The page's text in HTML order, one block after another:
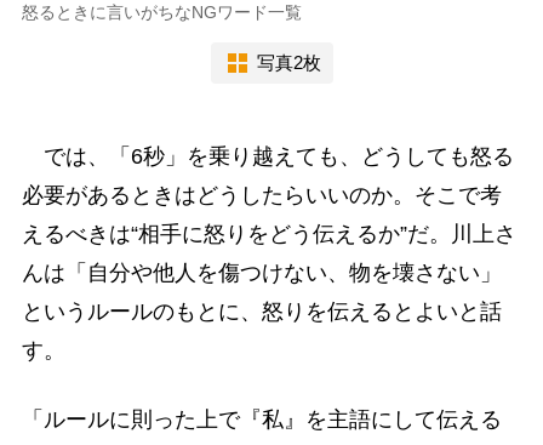
怒るときに言いがちなNGワード一覧
写真2枚
では、「6秒」を乗り越えても、どうしても怒る
必要があるときはどうしたらいいのか。そこで考
えるべきは“相手に怒りをどう伝えるか”だ。川上さ
んは「自分や他人を傷つけない、物を壊さない」
というルールのもとに、怒りを伝えるとよいと話
す。
「ルールに則った上で『私』を主語にして伝える